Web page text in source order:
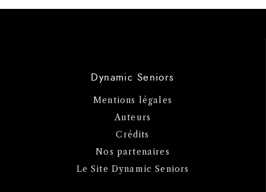
Dynamic Seniors
Mentions légales
Auteurs
Crédits
Nos partenaires
Le Site Dynamic Seniors